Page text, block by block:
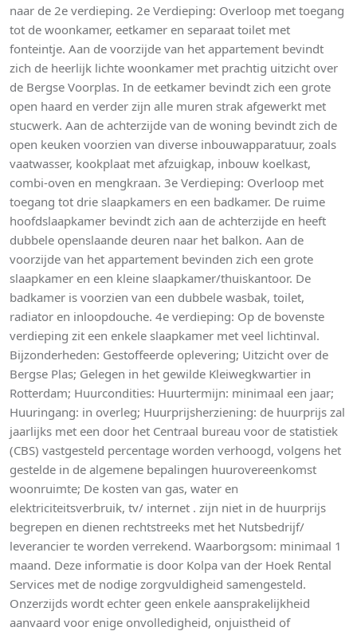
naar de 2e verdieping. 2e Verdieping: Overloop met toegang
tot de woonkamer, eetkamer en separaat toilet met
fonteintje. Aan de voorzijde van het appartement bevindt
zich de heerlijk lichte woonkamer met prachtig uitzicht over
de Bergse Voorplas. In de eetkamer bevindt zich een grote
open haard en verder zijn alle muren strak afgewerkt met
stucwerk. Aan de achterzijde van de woning bevindt zich de
open keuken voorzien van diverse inbouwapparatuur, zoals
vaatwasser, kookplaat met afzuigkap, inbouw koelkast,
combi-oven en mengkraan. 3e Verdieping: Overloop met
toegang tot drie slaapkamers en een badkamer. De ruime
hoofdslaapkamer bevindt zich aan de achterzijde en heeft
dubbele openslaande deuren naar het balkon. Aan de
voorzijde van het appartement bevinden zich een grote
slaapkamer en een kleine slaapkamer/thuiskantoor. De
badkamer is voorzien van een dubbele wasbak, toilet,
radiator en inloopdouche. 4e verdieping: Op de bovenste
verdieping zit een enkele slaapkamer met veel lichtinval.
Bijzonderheden: Gestoffeerde oplevering; Uitzicht over de
Bergse Plas; Gelegen in het gewilde Kleiwegkwartier in
Rotterdam; Huurcondities: Huurtermijn: minimaal een jaar;
Huuringang: in overleg; Huurprijsherziening: de huurprijs zal
jaarlijks met een door het Centraal bureau voor de statistiek
(CBS) vastgesteld percentage worden verhoogd, volgens het
gestelde in de algemene bepalingen huurovereenkomst
woonruimte; De kosten van gas, water en
elektriciteitsverbruik, tv/ internet . zijn niet in de huurprijs
begrepen en dienen rechtstreeks met het Nutsbedrijf/
leverancier te worden verrekend. Waarborgsom: minimaal 1
maand. Deze informatie is door Kolpa van der Hoek Rental
Services met de nodige zorgvuldigheid samengesteld.
Onzerzijds wordt echter geen enkele aansprakelijkheid
aanvaard voor enige onvolledigheid, onjuistheid of